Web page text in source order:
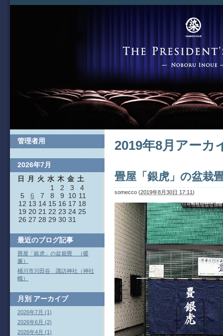
2019年8月アーカ
畳屋「銀虎」の盆栽
somecco (2019年8月30日 17:11)
管理者用
2026年7月
日
月 火 水 木 金 土
1
2 3
4
5
6 7 8 9 10 11
12 13 14 15 16 17 18
19 20 21 22 23 24 25
26 27 28 29 30 31
最近のブログ記事
畳屋「銀虎」の盆栽畳 （暖
簾）
桶川市川田谷 諏訪神社（神社
幟）
月別アーカイブ
2026年7月 (1)
2026年6月 (2)
2026年4月 (1)